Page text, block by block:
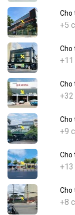
Cho
+5
Cho
+11
Cho
+32
Cho
+9
Cho
+13
Cho
+8